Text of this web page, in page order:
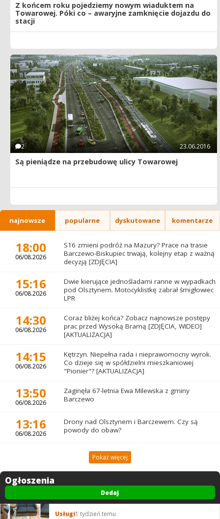
Z końcem roku pojedziemy nowym wiaduktem na
Towarowej. Póki co – awaryjne zamknięcie dojazdu do
stacji
2 23.06.2016
Są pieniądze na przebudowę ulicy Towarowej
najnowsze popularne dyskutowane komentarze
18:00
06/08.2026
S16 zmieni podróż na Mazury? Prace na trasie
Barczewo-Biskupiec trwają, kolejny etap z ważną
decyzją [ZDJĘCIA]
15:16
06/08.2026
Dwie kierujące jednośladami ranne w wypadkach
pod Olsztynem. Motocyklistkę zabrał śmigłowiec
LPR
14:30
06/08.2026
Coraz bliżej końca? Zobacz najnowsze postępy
prac przed Wysoką Bramą [ZDJĘCIA, WIDEO]
[AKTUALIZACJA]
14:15
06/08.2026
Kętrzyn. Niepełna rada i nieprawomocny wyrok.
Co dzieje się w spółdzielni mieszkaniowej
"Pionier"? [AKTUALIZACJA]
13:50
06/08.2026
Zaginęła 67-letnia Ewa Milewska z gminy
Barczewo
13:16
06/08.2026
Drony nad Olsztynem i Barczewem. Czy są
powody do obaw?
Pokaż więcej
Ogłoszenia
Dodaj
Usługi1 tydzień temu